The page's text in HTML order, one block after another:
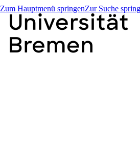
Zum Hauptmenü springenZur Suche